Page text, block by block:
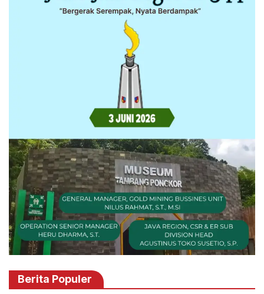
Berita Populer